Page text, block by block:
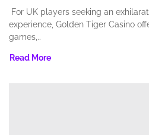
For UK players seeking an
experience‚ Golden Tiger Casino
games‚..
Read More